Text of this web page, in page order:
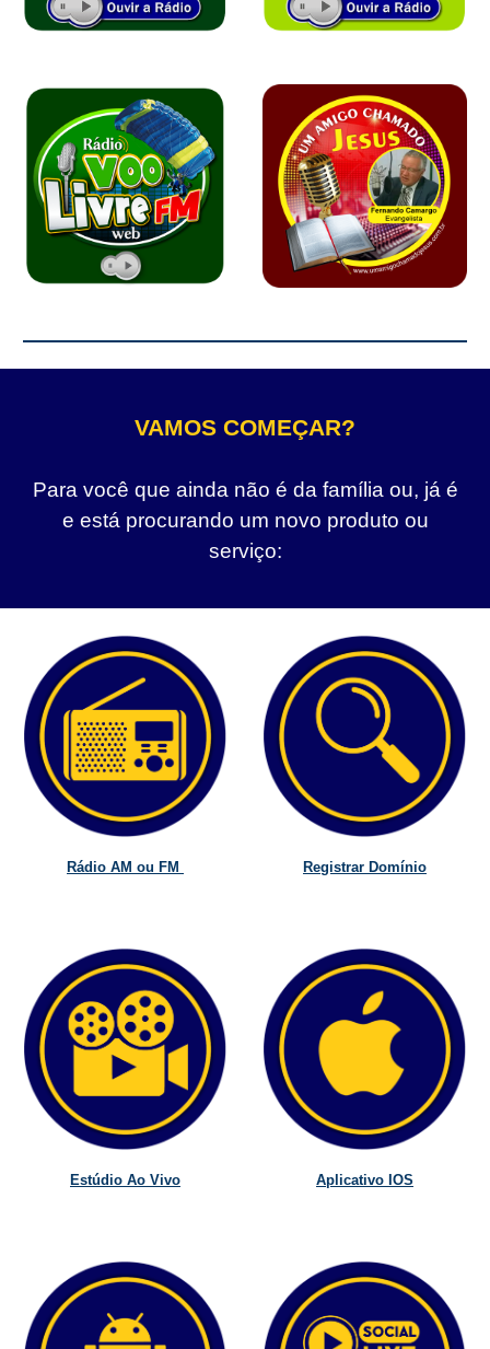
VAMOS COMEÇAR?
Para você que ainda não é da família ou, já é
e está procurando um novo produto ou
serviço:
Rádio AM ou FM Registrar Domínio
Estúdio Ao Vivo Aplicativo IOS